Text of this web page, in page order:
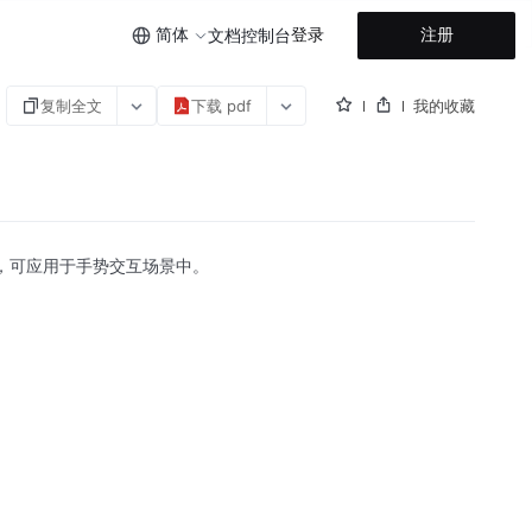
简体 文档控制台登录 注册
复制全文 下载 pdf 我的收藏
应用于手势交互场景中。